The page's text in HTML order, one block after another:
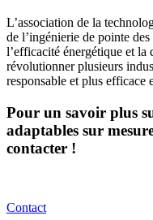
L’association de la
de l’ingénierie de pointe
l’efficacité énergétique et
révolutionner plusieurs
responsable et plus efficace
Pour un savoir plus
adaptables sur
contacter !
Contact